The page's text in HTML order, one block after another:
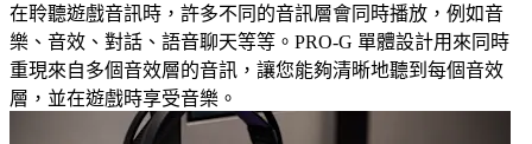
在聆聽遊戲音訊時，許多不同的音訊層會同時播放，例如音
樂、音效、對話、語音聊天等等。PRO-G 單體設計用來同時
重現來自多個音效層的音訊，讓您能夠清晰地聽到每個音效
層，並在遊戲時享受音樂。